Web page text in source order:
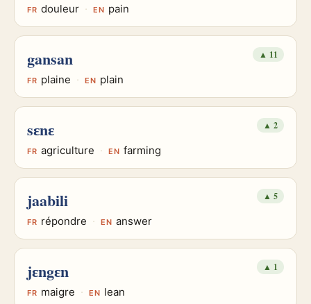
FR douleur · EN pain
gansan ▲ 11
FR plaine · EN plain
sɛnɛ ▲ 2
FR agriculture · EN farming
jaabili ▲ 5
FR répondre · EN answer
jɛngɛn ▲ 1
FR maigre · EN lean